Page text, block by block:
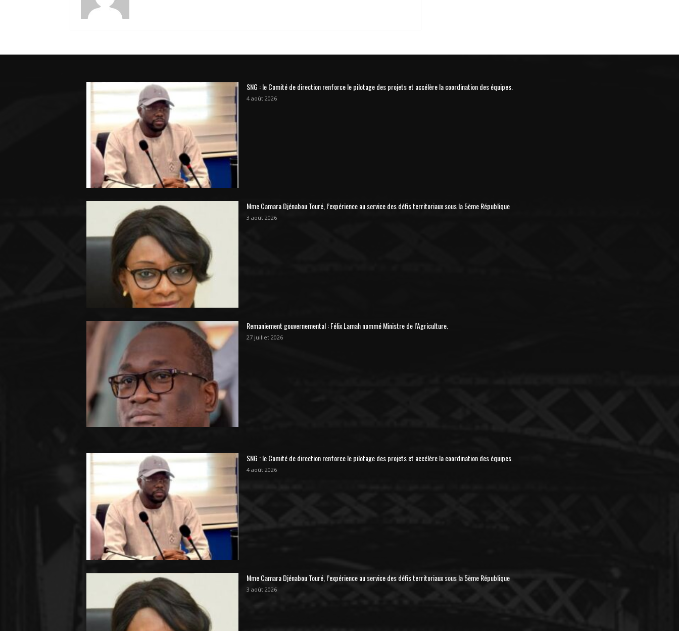
SNG : le Comité de direction renforce le pilotage des projets et accélère la coordination des équipes.
4 août 2026
Mme Camara Djénabou Touré, l’expérience au service des défis territoriaux sous la 5ème République
3 août 2026
Remaniement gouvernemental : Félix Lamah nommé Ministre de l’Agriculture.
27 juillet 2026
SNG : le Comité de direction renforce le pilotage des projets et accélère la coordination des équipes.
4 août 2026
Mme Camara Djénabou Touré, l’expérience au service des défis territoriaux sous la 5ème République
3 août 2026